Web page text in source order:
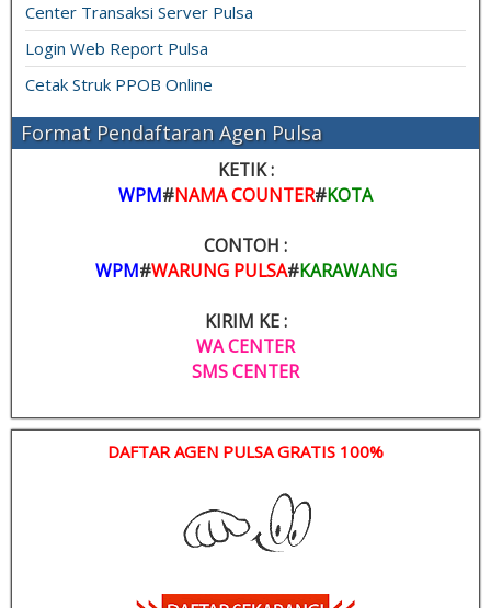
Center Transaksi Server Pulsa
Login Web Report Pulsa
Cetak Struk PPOB Online
Format Pendaftaran Agen Pulsa
KETIK :
WPM#NAMA COUNTER#KOTA
CONTOH :
WPM#WARUNG PULSA#KARAWANG
KIRIM KE :
WA CENTER
SMS CENTER
DAFTAR AGEN PULSA GRATIS 100%